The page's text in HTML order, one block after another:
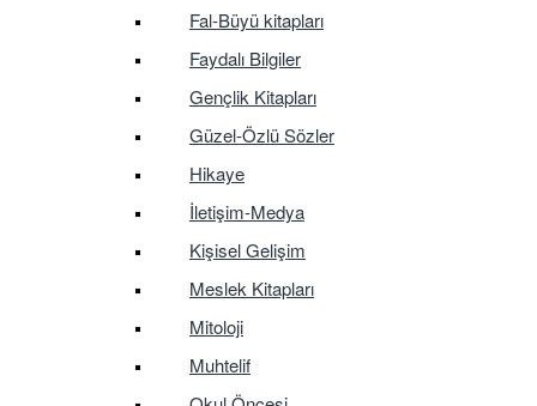
Fal-Büyü kitapları
Faydalı Bilgiler
Gençlik Kitapları
Güzel-Özlü Sözler
Hikaye
İletişim-Medya
Kişisel Gelişim
Meslek Kitapları
Mitoloji
Muhtelif